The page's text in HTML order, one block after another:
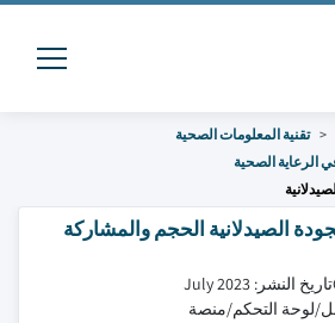
تقنية المعلومات الصحية
الرعاية الصحية
الصيدلانية الحجم والمشاركة
تاريخ النشر: July 2023